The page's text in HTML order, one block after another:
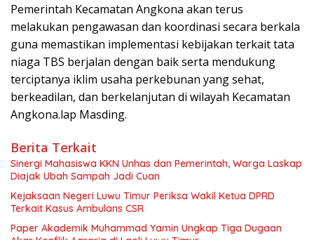
Pemerintah Kecamatan Angkona akan terus
melakukan pengawasan dan koordinasi secara berkala
guna memastikan implementasi kebijakan terkait tata
niaga TBS berjalan dengan baik serta mendukung
terciptanya iklim usaha perkebunan yang sehat,
berkeadilan, dan berkelanjutan di wilayah Kecamatan
Angkona.lap Masding.
Berita Terkait
Sinergi Mahasiswa KKN Unhas dan Pemerintah, Warga Laskap
Diajak Ubah Sampah Jadi Cuan
Kejaksaan Negeri Luwu Timur Periksa Wakil Ketua DPRD
Terkait Kasus Ambulans CSR
Paper Akademik Muhammad Yamin Ungkap Tiga Dugaan